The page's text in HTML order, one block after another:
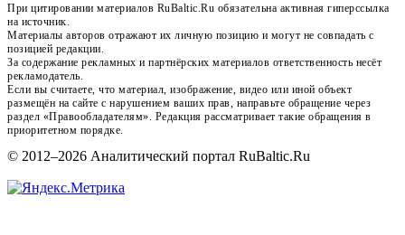
При цитировании материалов RuBaltic.Ru обязательна активная гиперссылка
на источник.
Материалы авторов отражают их личную позицию и могут не совпадать с
позицией редакции.
За содержание рекламных и партнёрских материалов ответственность несёт
рекламодатель.
Если вы считаете, что материал, изображение, видео или иной объект
размещён на сайте с нарушением ваших прав, направьте обращение через
раздел «Правообладателям». Редакция рассматривает такие обращения в
приоритетном порядке.
© 2012–2026 Аналитический портал RuBaltic.Ru